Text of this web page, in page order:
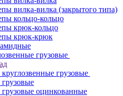
вилка-вилка (закрытого типа)
кольцо-кольцо
крюк-кольцо
крюк-крюк
грузовые
грузовые
оцинкованные